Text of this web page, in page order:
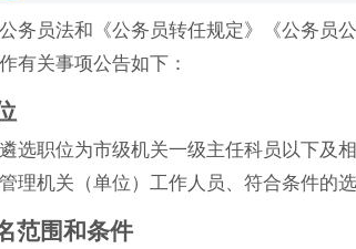
务员法和《公务员转任规定》《公务员
有关事项公告如下：
选职位为市级机关一级主任科员以下及
理机关（单位）工作人员、符合条件的选
范围和条件